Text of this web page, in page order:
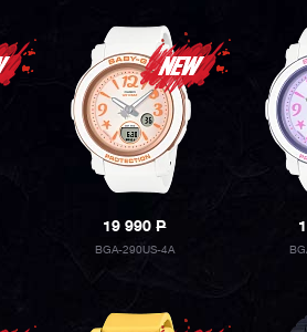
19 990P
BGA-290US-4A